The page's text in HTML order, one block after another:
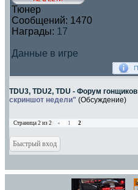
Тюнер
Сообщений: 1470
Награды: 17
Данные в игре
TDU3, TDU2, TDU - Форум гонщиков
скриншот недели" (Обсуждение)
Страница 2 из 2 « 1 2